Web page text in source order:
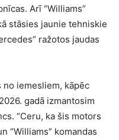
Arī “Williams”
stāsies jaunie tehniskie
ražotos jaudas
no iemesliem, kāpēc
gadā izmantosim
“Ceru, ka šis motors
“Williams” komandas